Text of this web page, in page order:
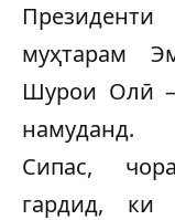
муҳтарам
Шурои Олӣ –
намуданд.
Сипас,
гардид,